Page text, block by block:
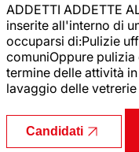
ADDETTI ADDETTE
inserite all'interno di
occuparsi di:Pulizie
comuniOppure
termine delle attività
lavaggio delle
Candidati